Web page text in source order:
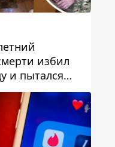
избил
и пытался